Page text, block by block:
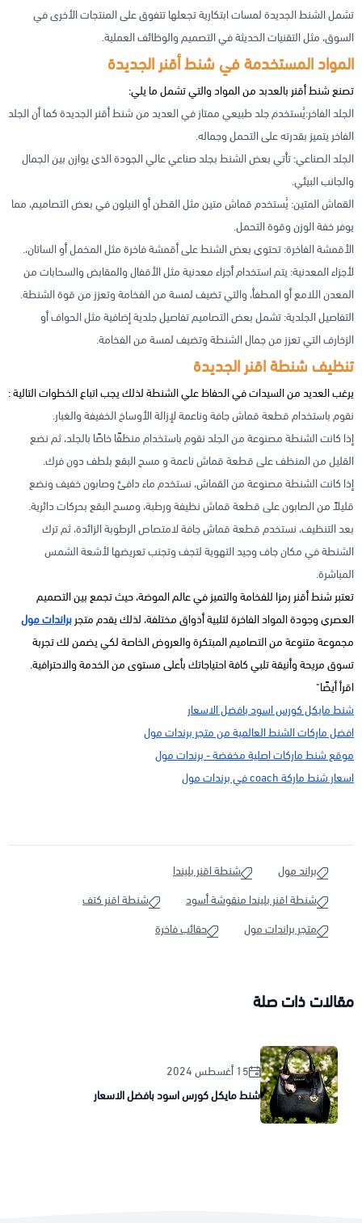
تشمل الشنط الجديدة لمسات ابتكارية تجعلها تتفوق على المنتجات الأخرى في
السوق، مثل التقنيات الحديثة في التصميم والوظائف العملية.
المواد المستخدمة في شنط أقنر الجديدة
تصنع شنط أقنر بالعدبد من المواد والتي تشمل ما يلي:
الجلد الفاخر:يُستخدم جلد طبيعي ممتاز في العديد من شنط أقنر الجديدة كما أن الجلد
الفاخر يتميز بقدرته على التحمل وجماله.
الجلد الصناعي: تأتي بعض الشنط بجلد صناعي عالي الجودة الذي يوازن بين الجمال
والجانب البيئي.
القماش المتين: يُستخدم قماش متين مثل القطن أو النيلون في بعض التصاميم، مما
يوفر خفة الوزن وقوة التحمل.
الأقمشة الفاخرة: تحتوي بعض الشنط على أقمشة فاخرة مثل المخمل أو الساتان،.
لأجزاء المعدنية: يتم استخدام أجزاء معدنية مثل الأقفال والمقابض والسحابات من
المعدن اللامع أو المطفأ، والتي تضيف لمسة من الفخامة وتعزز من قوة الشنطة.
التفاصيل الجلدية: تشمل بعض التصاميم تفاصيل جلدية إضافية مثل الحواف أو
الزخارف التي تعزز من جمال الشنطة وتضيف لمسة من الفخامة.
تنظيف شنطة اقنر الجديدة
يرغب العديد من السيدات في الحفاظ علي الشنطة لذلك يجب اتباع الخطوات التالية :
نقوم باستخدام قطعة قماش جافة وناعمة لإزالة الأوساخ الخفيفة والغبار.
إذا كانت الشنطة مصنوعة من الجلد نقوم باستخدام منظفًا خاصًا بالجلد، ثم نضع
القليل من المنظف على قطعة قماش ناعمة و مسح البقع بلطف دون فرك.
إذا كانت الشنطة مصنوعة من القماش، نستخدم ماء دافئ وصابون خفيف ونضع
قليلاً من الصابون على قطعة قماش نظيفة ورطبة، ومسح البقع بحركات دائرية.
بعد التنظيف، نستخدم قطعة قماش جافة لامتصاص الرطوبة الزائدة، ثم ترك
الشنطة في مكان جاف وجيد التهوية لتجف وتجنب تعريضها لأشعة الشمس
المباشرة.
تعتبر شنط أقنر رمزا للفخامة والتميز في عالم الموضة، حيث تجمع بين التصميم
العصري وجودة المواد الفاخرة لتلبية أذواق مختلفة، لذلك يقدم متجربراندات مول
مجموعة متنوعة من التصاميم المبتكرة والعروض الخاصة لكي يضمن لك تجربة
تسوق مريحة وأنيقة تلبي كافة احتياجاتك بأعلى مستوى من الخدمة والاحترافية.
اقرأ أيضًا"
شنط مايكل كورس اسود بافضل الاسعار
افضل ماركات الشنط العالمية من متجر برندات مول
موقع شنط ماركات اصلية مخفضة - برندات مول
اسعار شنط ماركة coach في برندات مول
براند مول
شنطة اقنر بليندا
شنطة اقنر بليندا منقوشة أسود
شنطة اقنر كتف
متجر براندات مول
حقائب فاخرة
مقالات ذات صلة
15 أغسطس 2024
شنط مايكل كورس اسود بافضل الاسعار